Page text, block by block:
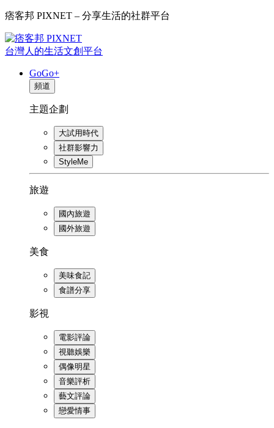
痞客邦 PIXNET – 分享生活的社群平台
台灣人的生活文創平台
GoGo+
頻道
主題企劃
大試用時代
社群影響力
StyleMe
旅遊
國內旅遊
國外旅遊
美食
美味食記
食譜分享
影視
電影評論
視聽娛樂
偶像明星
音樂評析
藝文評論
戀愛情事